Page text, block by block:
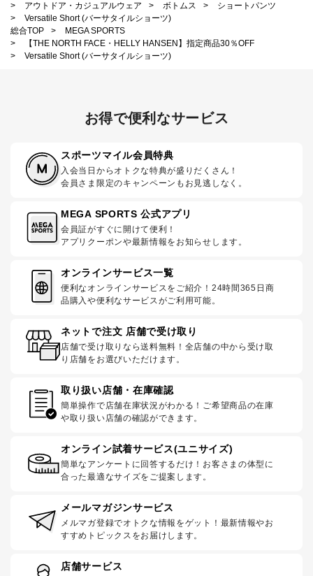
>
アウトドア・カジュアルウェア > ボトムス >
ショートパンツ
>
Versatile Short (バーサタイルショーツ)
総合TOP
>
MEGA SPORTS
>
【THE NORTH FACE・HELLY HANSEN】指定商品30％OFF
>
Versatile Short (バーサタイルショーツ)
お得で便利なサービス
スポーツマイル会員特典
入会当日からオトクな特典が盛りだくさん！
会員さま限定のキャンペーンもお見逃しなく。
MEGA SPORTS 公式アプリ
会員証がすぐに開けて便利！
アプリクーポンや最新情報をお知らせします。
オンラインサービス一覧
便利なオンラインサービスをご紹介！24時間365日商
品購入や便利なサービスがご利用可能。
ネットで注文 店舗で受け取り
店舗で受け取りなら送料無料！全店舗の中から受け取
り店舗をお選びいただけます。
取り扱い店舗・在庫確認
簡単操作で店舗在庫状況がわかる！ご希望商品の在庫
や取り扱い店舗の確認ができます。
オンライン試着サービス(ユニサイズ)
簡単なアンケートに回答するだけ！お客さまの体型に
合った最適なサイズをご提案します。
メールマガジンサービス
メルマガ登録でオトクな情報をゲット！最新情報やお
すすめトピックスをお届けします。
店舗サービス